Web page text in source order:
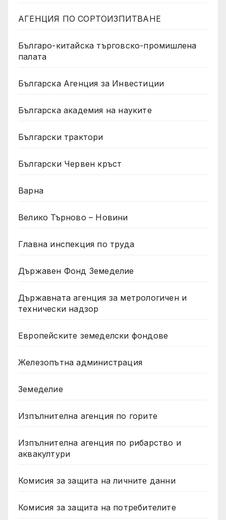
АГЕНЦИЯ ПО СОРТОИЗПИТВАНЕ
Българо-китайска търговско-промишлена
палата
Българска Агенция за Инвестиции
Българска академия на науките
Български трактори
Български Червен кръст
Варна
Велико Търново – Новини
Главна инспекция по труда
Държавен Фонд Земеделие
Държавната агенция за метрологичен и
технически надзор
Европейските земеделски фондове
Железопътна администрация
Земеделие
Изпълнителна агенция по горите
Изпълнителна агенция по рибарство и
аквакултури
Комисия за защита на личните данни
Комисия за защита на потребителите